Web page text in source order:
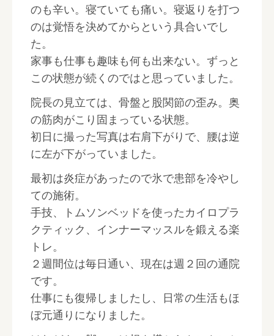
のも辛い。寝ていても痛い。寝返りを打つ
のは覚悟を決めてからという具合いでし
た。
家事も仕事も趣味も何も出来ない。ずっと
この状態が続くのではと思っていました。
院長の見立ては、骨盤と股関節の歪み。奥
の筋肉がこり固まっている状態。
初日に撮った写真は右肩下がりで、腰は逆
に左が下がっていました。
最初は炎症があったので氷で患部を冷やし
ての施術。
手技、トムソンベッドを使ったカイロプラ
クティック、インナーマッスルを鍛える楽
トレ。
２週間位は毎日通い、現在は週２回の通院
です。
仕事にも復帰しましたし、日常の生活もほ
ぼ元通りになりました。